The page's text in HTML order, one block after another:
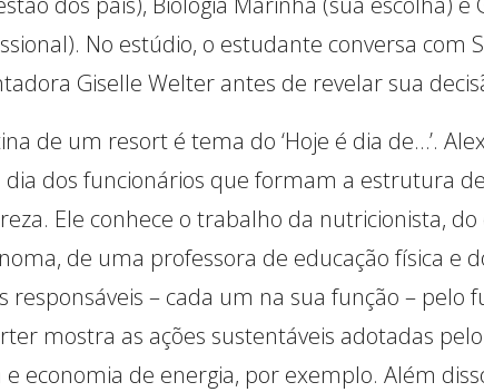
No estúdio, o estudante conversa com
Giselle Welter antes de revelar sua
de um resort é tema do ‘Hoje é dia de…’.
dia dos funcionários que formam a estrutura
Ele conhece o trabalho da nutricionista,
de uma professora de educação física e
responsáveis – cada um na sua função – pelo
mostra as ações sustentáveis adotadas
e economia de energia, por exemplo. Além